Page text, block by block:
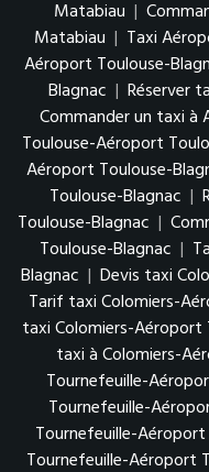
Matabiau |
Matabiau | Taxi
Aéroport Toulouse-
Blagnac | Réserver
Commander un taxi à
Toulouse-Aéroport
Aéroport Toulouse-
Toulouse-Blagnac |
Toulouse-Blagnac |
Toulouse-Blagnac |
Blagnac | Devis taxi
Tarif taxi Colomiers-
taxi Colomiers-Aéroport
taxi à Colomiers-
Tournefeuille-
Tournefeuille-
Tournefeuille-
Tournefeuille-Aéroport